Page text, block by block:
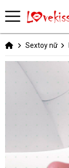
Sextoy nữ